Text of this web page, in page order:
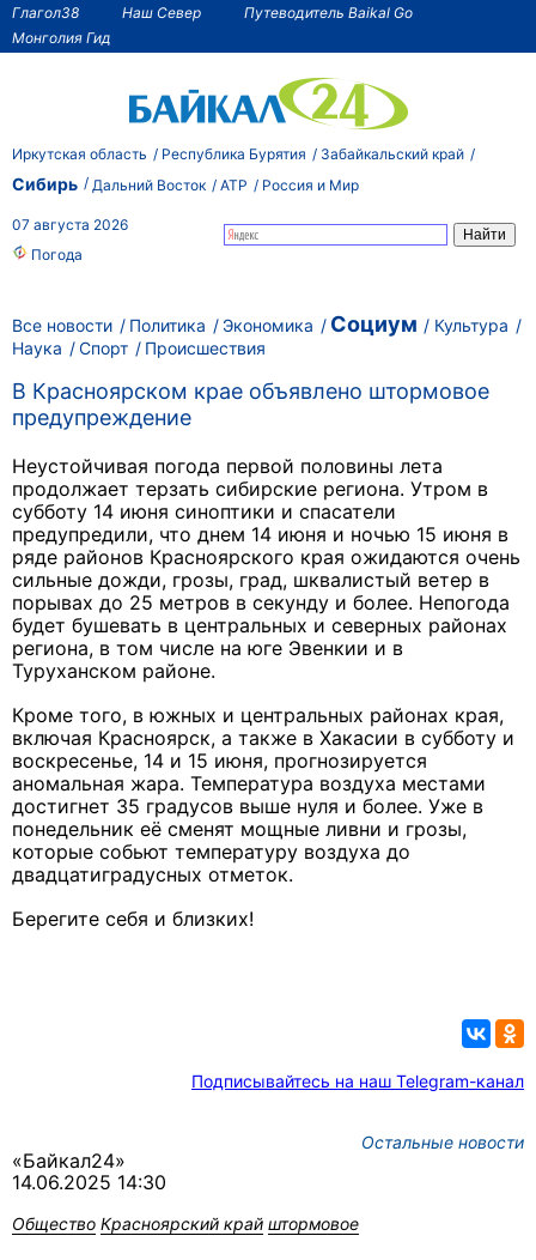
Глагол38 Наш Север
Путеводитель Baikal Go
Монголия Гид
Иркутская область Республика Бурятия Забайкальский край
Сибирь Дальний Восток АТР Россия и Мир
07 августа 2026
Погода
Все новости Политика Экономика Социум
Культура
Наука
Спорт Происшествия
В Красноярском крае объявлено штормовое
предупреждение
Неустойчивая погода первой половины лета
продолжает терзать сибирские региона. Утром в
субботу 14 июня синоптики и спасатели
предупредили, что днем 14 июня и ночью 15 июня в
ряде районов Красноярского края ожидаются очень
сильные дожди, грозы, град, шквалистый ветер в
порывах до 25 метров в секунду и более. Непогода
будет бушевать в центральных и северных районах
региона, в том числе на юге Эвенкии и в
Туруханском районе.
Кроме того, в южных и центральных районах края,
включая Красноярск, а также в Хакасии в субботу и
воскресенье, 14 и 15 июня, прогнозируется
аномальная жара. Температура воздуха местами
достигнет 35 градусов выше нуля и более. Уже в
понедельник её сменят мощные ливни и грозы,
которые собьют температуру воздуха до
двадцатиградусных отметок.
Берегите себя и близких!
Подписывайтесь на наш Telegram-канал
Остальные новости
«Байкал24»
14.06.2025 14:30
Общество Красноярский край штормовое